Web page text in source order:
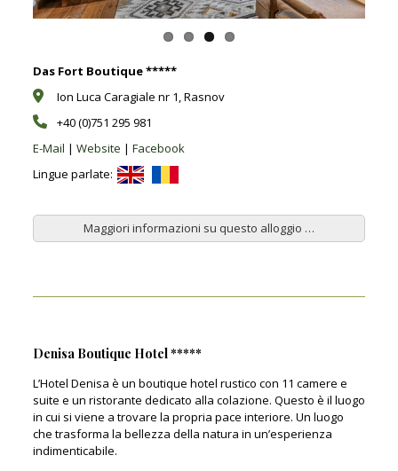
Das Fort Boutique *****
Ion Luca Caragiale nr 1, Rasnov
+40 (0)751 295 981
E-Mail | Website | Facebook
Lingue parlate:
Maggiori informazioni su questo alloggio …
Denisa Boutique Hotel *****
L’Hotel Denisa è un boutique hotel rustico con 11 camere e
suite e un ristorante dedicato alla colazione. Questo è il luogo
in cui si viene a trovare la propria pace interiore. Un luogo
che trasforma la bellezza della natura in un’esperienza
indimenticabile.